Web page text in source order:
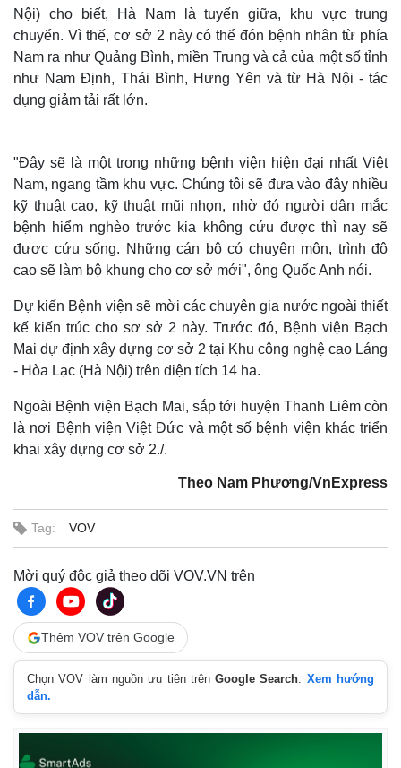
Quan sát
Cuộc sống đó đây
Hồ sơ
Multimedia
Video
E-Magazine
Nội) cho biết, Hà Nam là tuyến giữa, khu vực trung
chuyển. Vì thế, cơ sở 2 này có thể đón bệnh nhân từ phía
Nam ra như Quảng Bình, miền Trung và cả của một số tỉnh
như Nam Định, Thái Bình, Hưng Yên và từ Hà Nội - tác
dụng giảm tải rất lớn.
"Đây sẽ là một trong những bệnh viện hiện đại nhất Việt
Nam, ngang tầm khu vực. Chúng tôi sẽ đưa vào đây nhiều
kỹ thuật cao, kỹ thuật mũi nhọn, nhờ đó người dân mắc
bệnh hiểm nghèo trước kia không cứu được thì nay sẽ
được cứu sống. Những cán bộ có chuyên môn, trình độ
cao sẽ làm bộ khung cho cơ sở mới", ông Quốc Anh nói.
Dự kiến Bệnh viện sẽ mời các chuyên gia nước ngoài thiết
kế kiến trúc cho sơ sở 2 này. Trước đó, Bệnh viện Bạch
Mai dự định xây dựng cơ sở 2 tại Khu công nghệ cao Láng
- Hòa Lạc (Hà Nội) trên diện tích 14 ha.
Ngoài Bệnh viện Bạch Mai, sắp tới huyện Thanh Liêm còn
là nơi Bệnh viện Việt Đức và một số bệnh viện khác triển
khai xây dựng cơ sở 2./.
Theo Nam Phương/VnExpress
Tag: VOV
Mời quý độc giả theo dõi VOV.VN trên
Thêm VOV trên Google
Chọn VOV làm nguồn ưu tiên trênGoogle Search. Xem hướng
dẫn.